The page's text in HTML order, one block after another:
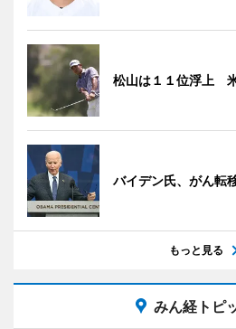
松山は１１位浮上
バイデン氏、がん転
もっと見る
みん経トピ